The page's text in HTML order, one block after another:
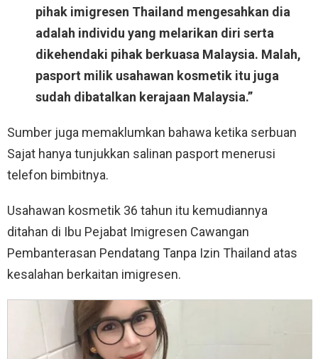
pihak imigresen Thailand mengesahkan dia
adalah individu yang melarikan diri serta
dikehendaki pihak berkuasa Malaysia. Malah,
pasport milik usahawan kosmetik itu juga
sudah dibatalkan kerajaan Malaysia.”
Sumber juga memaklumkan bahawa ketika serbuan
Sajat hanya tunjukkan salinan pasport menerusi
telefon bimbitnya.
Usahawan kosmetik 36 tahun itu kemudiannya
ditahan di Ibu Pejabat Imigresen Cawangan
Pembanterasan Pendatang Tanpa Izin Thailand atas
kesalahan berkaitan imigresen.